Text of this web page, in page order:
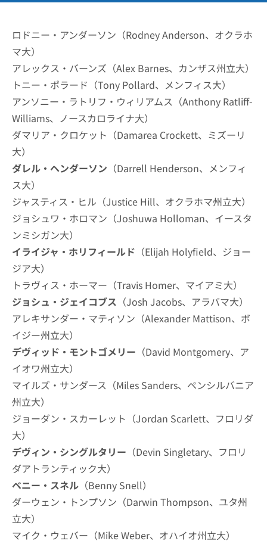
ロドニー・アンダーソン（Rodney Anderson、オクラホ
マ大）
アレックス・バーンズ（Alex Barnes、カンザス州立大）
トニー・ポラード（Tony Pollard、メンフィス大）
アンソニー・ラトリフ・ウィリアムス（Anthony Ratliff-
Williams、ノースカロライナ大）
ダマリア・クロケット（Damarea Crockett、ミズーリ
大）
ダレル・ヘンダーソン （Darrell Henderson、メンフィ
ス大）
ジャスティス・ヒル（Justice Hill、オクラホマ州立大）
ジョシュワ・ホロマン（Joshuwa Holloman、イースタ
ンミシガン大）
イライジャ・ホリフィールド （Elijah Holyfield、ジョー
ジア大）
トラヴィス・ホーマー（Travis Homer、マイアミ大）
ジョシュ・ジェイコブス （Josh Jacobs、アラバマ大）
アレキサンダー・マティソン（Alexander Mattison、ボ
イジー州立大）
デヴィッド・モントゴメリー （David Montgomery、ア
イオワ州立大）
マイルズ・サンダース（Miles Sanders、ペンシルバニア
州立大）
ジョーダン・スカーレット（Jordan Scarlett、フロリダ
大）
デヴィン・シングルタリー （Devin Singletary、フロリ
ダアトランティック大）
ベニー・スネル （Benny Snell）
ダーウェン・トンプソン（Darwin Thompson、ユタ州
立大）
マイク・ウェバー（Mike Weber、オハイオ州立大）